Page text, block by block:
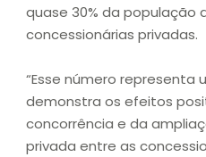
quase 30% da população
concessionárias privadas.
“Esse número representa
demonstra os efeitos
concorrência e da
privada entre as